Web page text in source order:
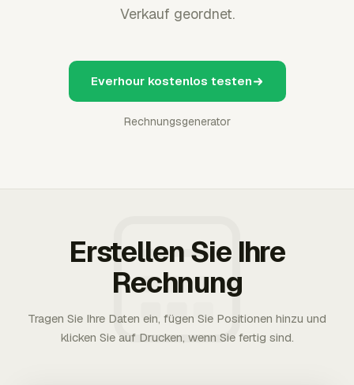
Verkauf geordnet.
Everhour kostenlos testen
Rechnungsgenerator
Erstellen Sie Ihre
Rechnung
Tragen Sie Ihre Daten ein, fügen Sie Positionen hinzu und
klicken Sie auf Drucken, wenn Sie fertig sind.